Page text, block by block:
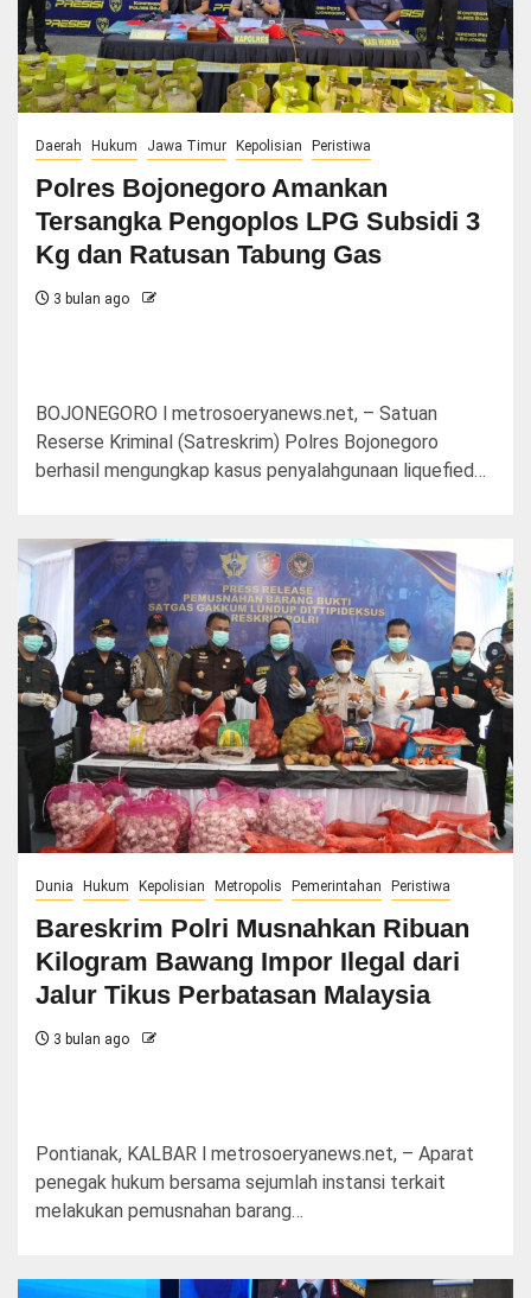
Daerah Hukum Jawa Timur Kepolisian Peristiwa
Polres Bojonegoro Amankan
Tersangka Pengoplos LPG Subsidi 3
Kg dan Ratusan Tabung Gas
3 bulan ago
BOJONEGORO l metrosoeryanews.net, – Satuan
Reserse Kriminal (Satreskrim) Polres Bojonegoro
berhasil mengungkap kasus penyalahgunaan liquefied…
Dunia Hukum Kepolisian Metropolis Pemerintahan Peristiwa
Bareskrim Polri Musnahkan Ribuan
Kilogram Bawang Impor Ilegal dari
Jalur Tikus Perbatasan Malaysia
3 bulan ago
Pontianak, KALBAR l metrosoeryanews.net, – Aparat
penegak hukum bersama sejumlah instansi terkait
melakukan pemusnahan barang…